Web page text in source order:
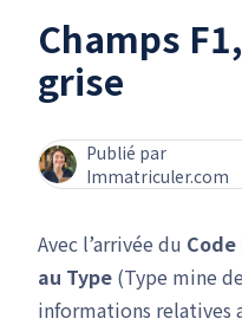
Champs
grise
Publié par
Immatriculer.com
Avec l’arrivée du
au Type (Type mine
informations relatives